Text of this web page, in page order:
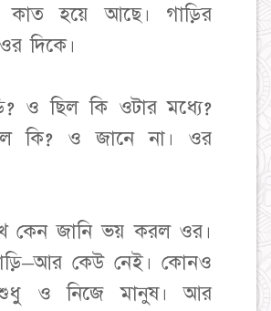
কাত হয়ে আছে। গাড়ির
দিকে।
ও ছিল কি ওটার মধ্যে?
কি? ও জানে না। ওর
কেন জানি ভয় করল ওর।
কেউ নেই। কোনও
ও নিজে মানুষ। আর